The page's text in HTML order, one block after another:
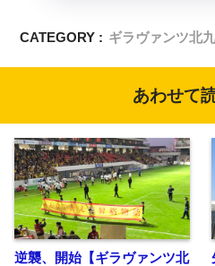
CATEGORY : ギラヴァンツ北
あわせて
逆襲、開始【ギラヴァンツ北